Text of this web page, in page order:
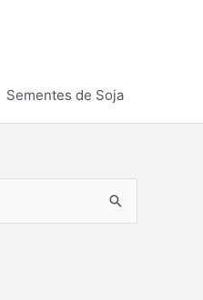
Sementes de Soja